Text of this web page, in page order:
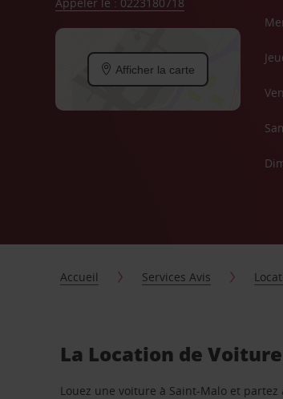
Afficher la carte
Accueil Services Avis
La Location de
Louez une voiture à Saint-Malo et